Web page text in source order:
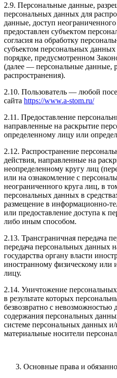
2.9. Персональные данные,
персональных данных для
данные, доступ
предоставлен субъектом
согласия на обработку
субъектом персональных данных
порядке, предусмотренном
(далее — персональные данные,
распространения).
2.10. Пользователь — любой
сайта https://www.a-stom.ru/
2.11. Предоставление
направленные на раскрытие
определенному лицу или
2.12. Распространение
действия, направленные на
неопределенному кругу лиц
или на ознакомление с
неограниченного круга лиц, в
персональных данных в
размещение в информационно-
или предоставление доступа к
либо иным способом.
2.13. Трансграничная передача
передача персональных данных
государства органу власти
иностранному физическому или
лицу.
2.14. Уничтожение
в результате которых
безвозвратно с невозможностью
содержания персональных
системе персональных данных
материальные носители
Основные права и